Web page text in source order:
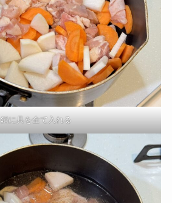
鍋に具を全て入れる